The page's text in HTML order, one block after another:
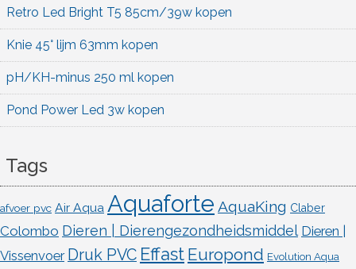
Retro Led Bright T5 85cm/39w kopen
Knie 45° lijm 63mm kopen
pH/KH-minus 250 ml kopen
Pond Power Led 3w kopen
Tags
afvoer pvc Air Aqua Aquaforte AquaKing Claber
Colombo Dieren | Dierengezondheidsmiddel Dieren |
Vissenvoer Druk PVC Effast Europond Evolution Aqua